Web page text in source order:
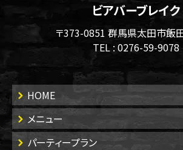
ビアバーブレイク
〒373-0851 群馬県太田市飯
TEL : 0276-59-9078
HOME
メニュー
パーティープラン